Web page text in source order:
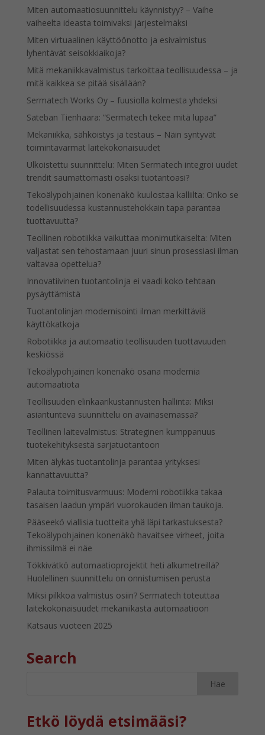
Miten automaatiosuunnittelu käynnistyy? – Vaihe
vaiheelta ideasta toimivaksi järjestelmäksi
Miten virtuaalinen käyttöönotto ja esivalmistus
lyhentävät seisokkiaikoja?
Mitä mekaniikkavalmistus tarkoittaa teollisuudessa – ja
mitä kaikkea se pitää sisällään?
Sermatech Works Oy – fuusiolla kolmesta yhdeksi
Sateban Tienhaara: ”Sermatech tekee mitä lupaa”
Mekaniikka, sähköistys ja testaus – Näin syntyvät
toimintavarmat laitekokonaisuudet
Ulkoistettu suunnittelu: Miten Sermatech integroi uudet
trendit saumattomasti osaksi tuotantoasi?
Tekoälypohjainen konenäkö kuulostaa kalliilta: Onko se
todellisuudessa kustannustehokkain tapa parantaa
tuottavuutta?
Teollinen robotiikka vaikuttaa monimutkaiselta: Miten
valjastat sen tehostamaan juuri sinun prosessiasi ilman
valtavaa opettelua?
Innovatiivinen tuotantolinja ei vaadi koko tehtaan
pysäyttämistä
Tuotantolinjan modernisointi ilman merkittäviä
käyttökatkoja
Robotiikka ja automaatio teollisuuden tuottavuuden
keskiössä
Tekoälypohjainen konenäkö osana modernia
automaatiota
Teollisuuden elinkaarikustannusten hallinta: Miksi
asiantunteva suunnittelu on avainasemassa?
Teollinen laitevalmistus: Strateginen kumppanuus
tuotekehityksestä sarjatuotantoon
Miten älykäs tuotantolinja parantaa yrityksesi
kannattavuutta?
Palauta toimitusvarmuus: Moderni robotiikka takaa
tasaisen laadun ympäri vuorokauden ilman taukoja.
Pääseekö viallisia tuotteita yhä läpi tarkastuksesta?
Tekoälypohjainen konenäkö havaitsee virheet, joita
ihmissilmä ei näe
Tökkivätkö automaatioprojektit heti alkumetreillä?
Huolellinen suunnittelu on onnistumisen perusta
Miksi pilkkoa valmistus osiin? Sermatech toteuttaa
laitekokonaisuudet mekaniikasta automaatioon
Katsaus vuoteen 2025
Search
Etkö löydä etsimääsi?